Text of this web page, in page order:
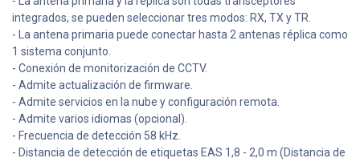
integrados, se pueden seleccionar tres modos: RX, TX y TR.
- La antena primaria puede conectar hasta 2 antenas réplica como
1 sistema conjunto.
- Conexión de monitorización de CCTV.
- Admite actualización de firmware.
- Admite servicios en la nube y configuración remota.
- Admite varios idiomas (opcional).
- Frecuencia de detección 58 kHz.
- Distancia de detección de etiquetas EAS 1,8 - 2,0 m (Distancia de